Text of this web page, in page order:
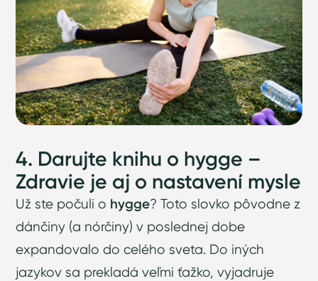
4. Darujte knihu o hygge –
Zdravie je aj o nastavení mysle
Už ste počuli o hygge? Toto slovko pôvodne z
dánčiny (a nórčiny) v poslednej dobe
expandovalo do celého sveta. Do iných
jazykov sa prekladá veľmi ťažko, vyjadruje